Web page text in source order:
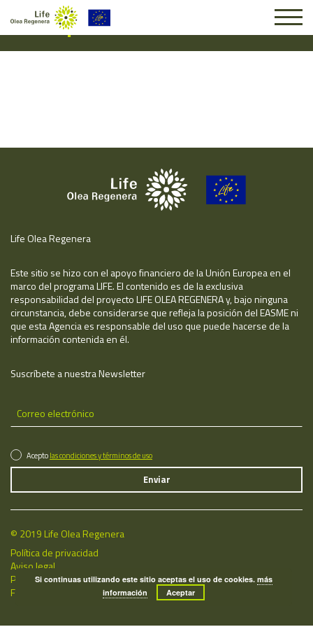
Suscripción #14870
Life Olea Regenera
Este sitio se hizo con el apoyo financiero de la Unión Europea en el
marco del programa LIFE. El contenido es de la exclusiva
responsabilidad del proyecto LIFE OLEA REGENERA y, bajo ninguna
circunstancia, debe considerarse que refleja la posición del EASME ni
que esta Agencia es responsable del uso que puede hacerse de la
información contenida en él.
Suscríbete a nuestra Newsletter
Aceptolas condiciones y términos de uso
© 2019 Life Olea Regenera
Política de privacidad
Aviso legal
Política de cookies
Fecha de última actualización: 08/08/2026
Si continuas utilizando este sitio aceptas el uso de cookies.más
información
Aceptar